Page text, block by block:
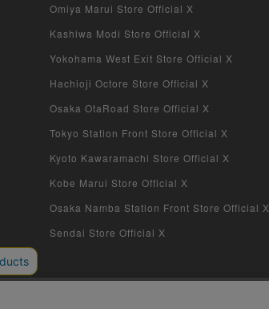
Omiya Marui Store Official X
Kashiwa Modi Store Official X
Yokohama West Exit Store Official X
Hachioji Octore Store Official X
Osaka OtaRoad Store Official X
Tokyo Station Front Store Official X
Kyoto Kawaramachi Store Official X
Kobe Marui Store Official X
Osaka Namba Station Front Store Official X
Sendai Store Official X